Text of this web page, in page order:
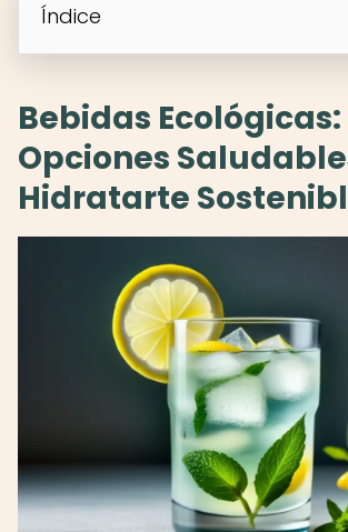
Índice
Bebidas Ecológicas:
Opciones
Hidratarte